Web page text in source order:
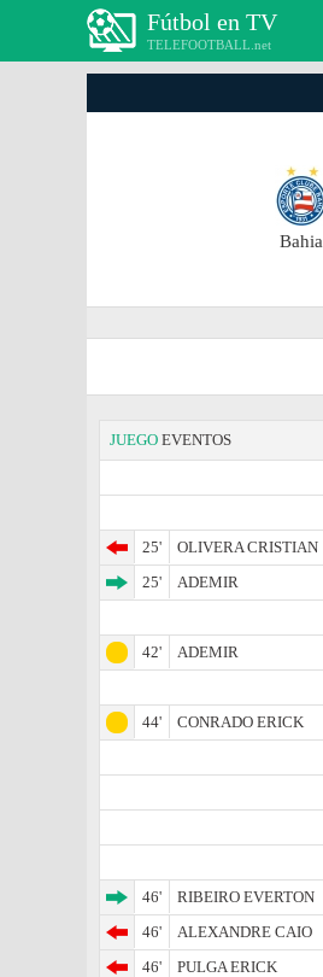
Fútbol en TV
TELEFOOTBALL.net
Bahia
JUEGO EVENTOS
25'
OLIVERA CRISTIAN
25'
ADEMIR
42'
ADEMIR
44'
CONRADO ERICK
46'
RIBEIRO EVERTON
46'
ALEXANDRE CAIO
46'
PULGA ERICK